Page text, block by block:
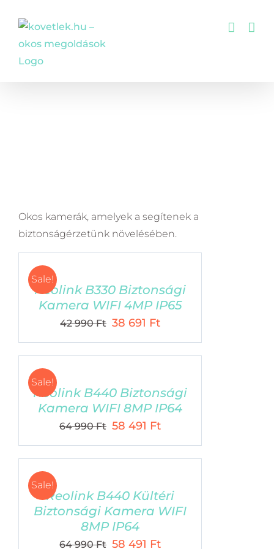
Okos kamerák, amelyek a segítenek a
biztonságérzetünk növelésében.
Sale!
Reolink B330 Biztonsági
Kamera WIFI 4MP IP65
42 990Ft Original
was:
990 Ft.
38 691 FtCurrent
is:
691 Ft.
Sale!
Reolink B440 Biztonsági
Kamera WIFI 8MP IP64
64 990Ft Original
was:
990 Ft.
58 491 FtCurrent
is:
491 Ft.
Sale!
Reolink B440 Kültéri
Biztonsági Kamera WIFI
8MP IP64
64 990Ft Original
58 491 FtCurrent